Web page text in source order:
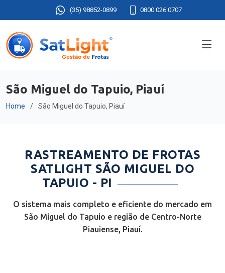
(35) 98852-0899 0800 026 0707
São Miguel do Tapuio, Piauí
Home São Miguel do Tapuio, Piauí
RASTREAMENTO DE FROTAS
SATLIGHT SÃO MIGUEL DO
TAPUIO - PI
O sistema mais completo e eficiente do mercado em
São Miguel do Tapuio e região de Centro-Norte
Piauiense, Piauí.